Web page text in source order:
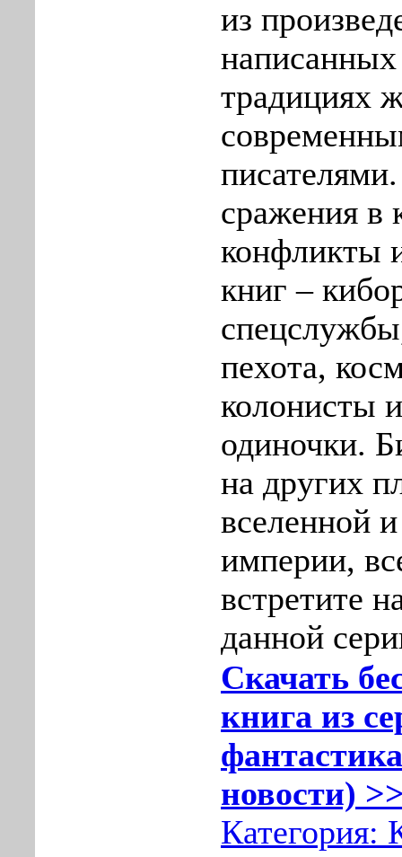
из
традициях
сражения в
конфликты
книг –
пехота,
колонисты
одиночки.
на других
вселенной
империи,
встретите
данной
Скачать
книга из
новости)
Категория: